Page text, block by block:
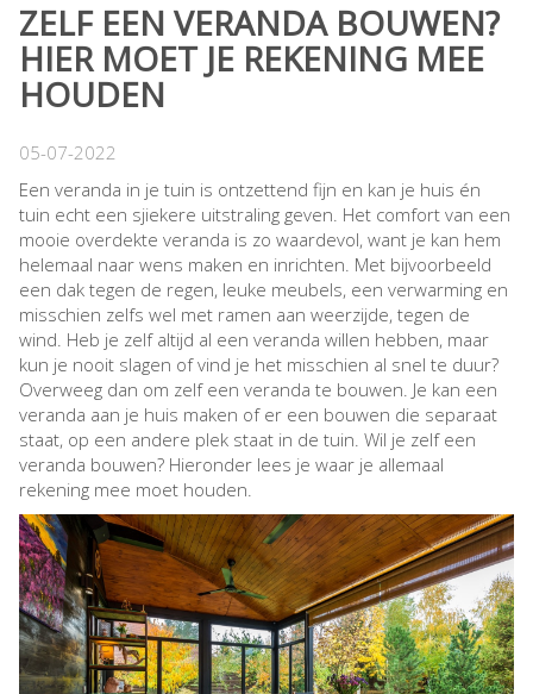
ZELF EEN VERANDA BOUWEN?
HIER MOET JE REKENING MEE
HOUDEN
05-07-2022
Een veranda in je tuin is ontzettend fijn en kan je huis én
tuin echt een sjiekere uitstraling geven. Het comfort van een
mooie overdekte veranda is zo waardevol, want je kan hem
helemaal naar wens maken en inrichten. Met bijvoorbeeld
een dak tegen de regen, leuke meubels, een verwarming en
misschien zelfs wel met ramen aan weerzijde, tegen de
wind. Heb je zelf altijd al een veranda willen hebben, maar
kun je nooit slagen of vind je het misschien al snel te duur?
Overweeg dan om zelf een veranda te bouwen. Je kan een
veranda aan je huis maken of er een bouwen die separaat
staat, op een andere plek staat in de tuin. Wil je zelf een
veranda bouwen? Hieronder lees je waar je allemaal
rekening mee moet houden.